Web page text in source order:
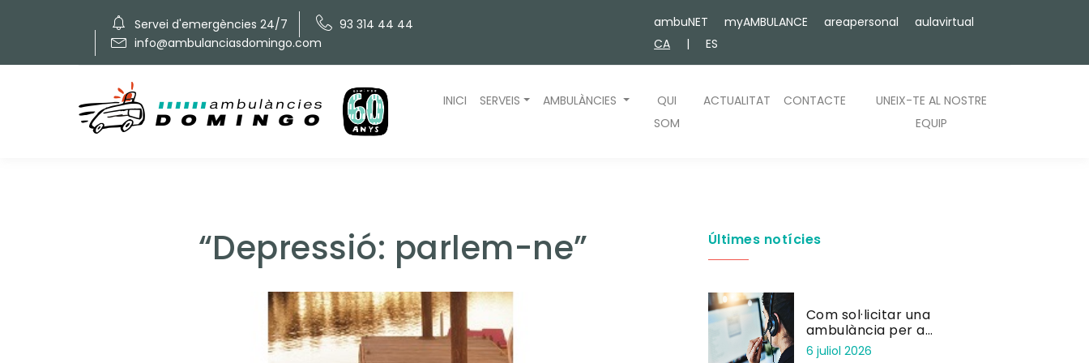
Servei d'emergències 24/7
93 314 44 44
info@ambulanciasdomingo.com
ambuNET myAMBULANCE areapersonal
aulavirtual
CA
| ES
INICI SERVEIS AMBULÀNCIES
QUI
SOM
ACTUALITAT CONTACTE
UNEIX-TE AL NOSTRE
EQUIP
“Depressió: parlem-ne” Últimes notícies
Com sol·licitar una
ambulància per a
consulta privada
6 juliol 2026